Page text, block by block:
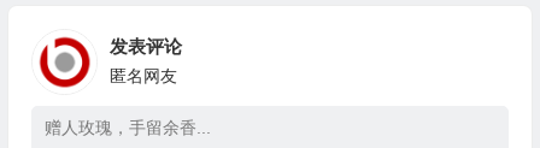
发表评论
匿名网友